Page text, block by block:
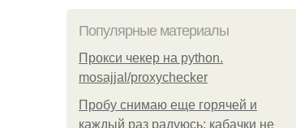
Популярные материалы
Прокси чекер на python.
mosajjal/proxychecker
Пробу снимаю еще горячей и
каждый раз радуюсь: кабачки не